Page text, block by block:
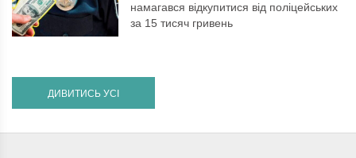
намагався відкупитися від поліцейських
за 15 тисяч гривень
ДИВИТИСЬ УСІ